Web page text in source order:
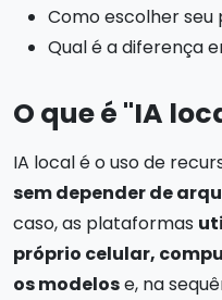
Como escolher seu
Qual é a diferença
O que é "IA
IA local é o uso de
sem depender de
caso, as plataformas
próprio celular,
os modelose, na